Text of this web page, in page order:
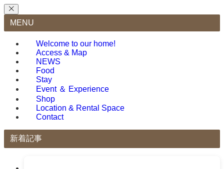
MENU
Welcome to our home!
Access & Map
NEWS
Food
Stay
Event ＆ Experience
Shop
Location & Rental Space
Contact
新着記事